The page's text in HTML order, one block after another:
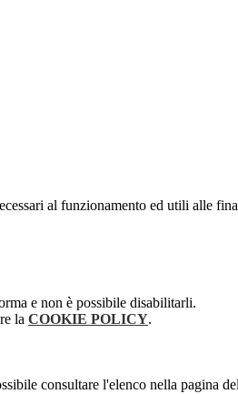
al funzionamento ed utili alle
e non è possibile disabilitarli.
la COOKIE POLICY.
consultare l'elenco nella pagina